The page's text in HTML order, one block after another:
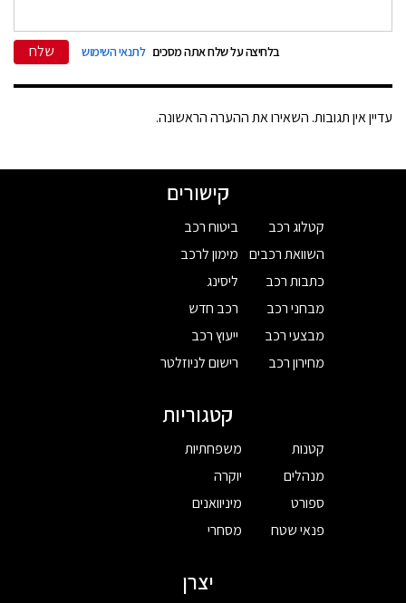
בלחיצה על שלח אתה מסכים לתנאי השימוש שלח
עדיין אין תגובות. השאירו את ההערה הראשונה.
קישורים
קטלוג רכב
השוואת רכבים
כתבות רכב
מבחני רכב
מבצעי רכב
מחירון רכב
ביטוח רכב
מימון לרכב
ליסינג
רכב חדש
ייעוץ רכב
רישום לניוזלטר
קטגוריות
קטנות
מנהלים
ספורט
פנאי שטח
משפחתיות
יוקרה
מיניוואנים
מסחרי
יצרן